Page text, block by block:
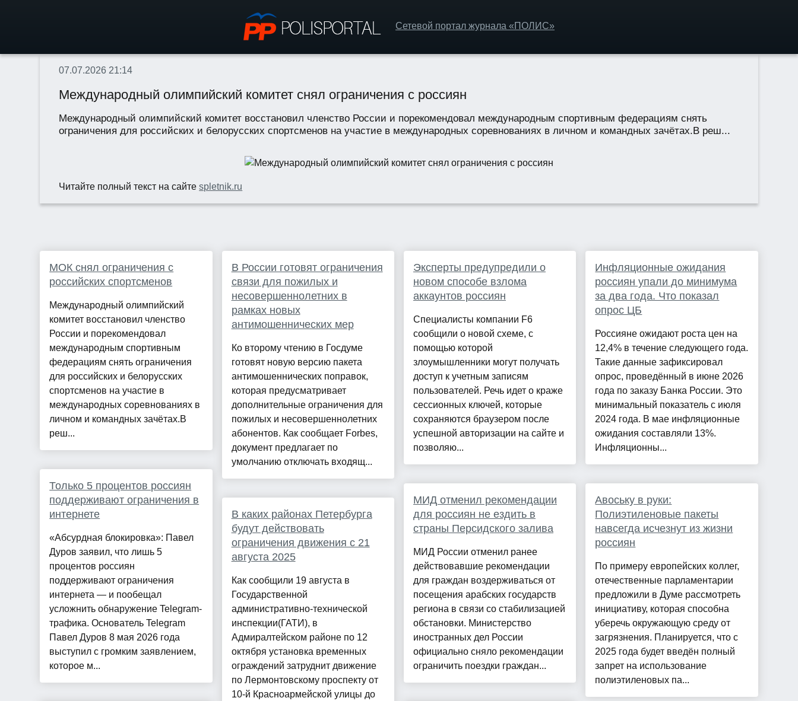
Сетевой портал журнала «ПОЛИС»
07.07.2026 21:14
Международный олимпийский комитет снял ограничения с россиян
Международный олимпийский комитет восстановил членство России и порекомендовал международным спортивным федерациям снять
ограничения для российских и белорусских спортсменов на участие в международных соревнованиях в личном и командных зачётах.В реш...
Читайте полный текст на сайтеspletnik.ru
МОК снял ограничения с
российских спортсменов
Международный олимпийский
комитет восстановил членство
России и порекомендовал
международным спортивным
федерациям снять ограничения
для российских и белорусских
спортсменов на участие в
международных соревнованиях в
личном и командных зачётах.В
реш...
Только 5 процентов россиян
поддерживают ограничения в
интернете
«Абсурдная блокировка»: Павел
Дуров заявил, что лишь 5
процентов россиян
поддерживают ограничения
интернета — и пообещал
усложнить обнаружение Telegram-
трафика. Основатель Telegram
Павел Дуров 8 мая 2026 года
выступил с громким заявлением,
которое м...
В России готовят ограничения
связи для пожилых и
несовершеннолетних в
рамках новых
антимошеннических мер
Ко второму чтению в Госдуме
готовят новую версию пакета
антимошеннических поправок,
которая предусматривает
дополнительные ограничения для
пожилых и несовершеннолетних
абонентов. Как сообщает Forbes,
документ предлагает по
умолчанию отключать входящ...
В каких районах Петербурга
будут действовать
ограничения движения с 21
августа 2025
Как сообщили 19 августа в
Государственной
административно-технической
инспекции(ГАТИ), в
Адмиралтейском районе по 12
октября установка временных
ограждений затруднит движение
по Лермонтовскому проспекту от
10-й Красноармейской улицы до
Эксперты предупредили о
новом способе взлома
аккаунтов россиян
Специалисты компании F6
сообщили о новой схеме, с
помощью которой
злоумышленники могут получать
доступ к учетным записям
пользователей. Речь идет о краже
сессионных ключей, которые
сохраняются браузером после
успешной авторизации на сайте и
позволяю...
МИД отменил рекомендации
для россиян не ездить в
страны Персидского залива
МИД России отменил ранее
действовавшие рекомендации
для граждан воздерживаться от
посещения арабских государств
региона в связи со стабилизацией
обстановки. Министерство
иностранных дел России
официально сняло рекомендации
ограничить поездки граждан...
Инфляционные ожидания
россиян упали до минимума
за два года. Что показал
опрос ЦБ
Россияне ожидают роста цен на
12,4% в течение следующего года.
Такие данные зафиксировал
опрос, проведённый в июне 2026
года по заказу Банка России. Это
минимальный показатель с июля
2024 года. В мае инфляционные
ожидания составляли 13%.
Инфляционны...
Авоську в руки:
Полиэтиленовые пакеты
навсегда исчезнут из жизни
россиян
По примеру европейских коллег,
отечественные парламентарии
предложили в Думе рассмотреть
инициативу, которая способна
уберечь окружающую среду от
загрязнения. Планируется, что с
2025 года будет введён полный
запрет на использование
полиэтиленовых па...